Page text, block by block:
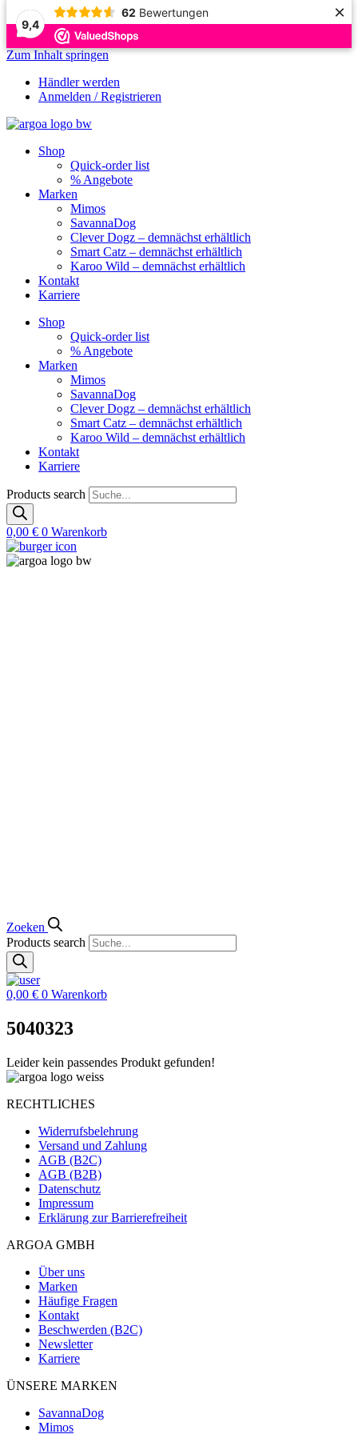
9,4
62 Bewertungen ×
Zum Inhalt springen
Händler werden
Anmelden / Registrieren
Shop
Quick-order list
% Angebote
Marken
Mimos
SavannaDog
Clever Dogz – demnächst erhältlich
Smart Catz – demnächst erhältlich
Karoo Wild – demnächst erhältlich
Kontakt
Karriere
Shop
Quick-order list
% Angebote
Marken
Mimos
SavannaDog
Clever Dogz – demnächst erhältlich
Smart Catz – demnächst erhältlich
Karoo Wild – demnächst erhältlich
Kontakt
Karriere
Products search
0,00 € 0 Warenkorb
Zoeken
Products search
0,00 € 0 Warenkorb
5040323
Leider kein passendes Produkt gefunden!
RECHTLICHES
Widerrufsbelehrung
Versand und Zahlung
AGB (B2C)
AGB (B2B)
Datenschutz
Impressum
Erklärung zur Barrierefreiheit
ARGOA GMBH
Über uns
Marken
Häufige Fragen
Kontakt
Beschwerden (B2C)
Newsletter
Karriere
ÜNSERE MARKEN
SavannaDog
Mimos